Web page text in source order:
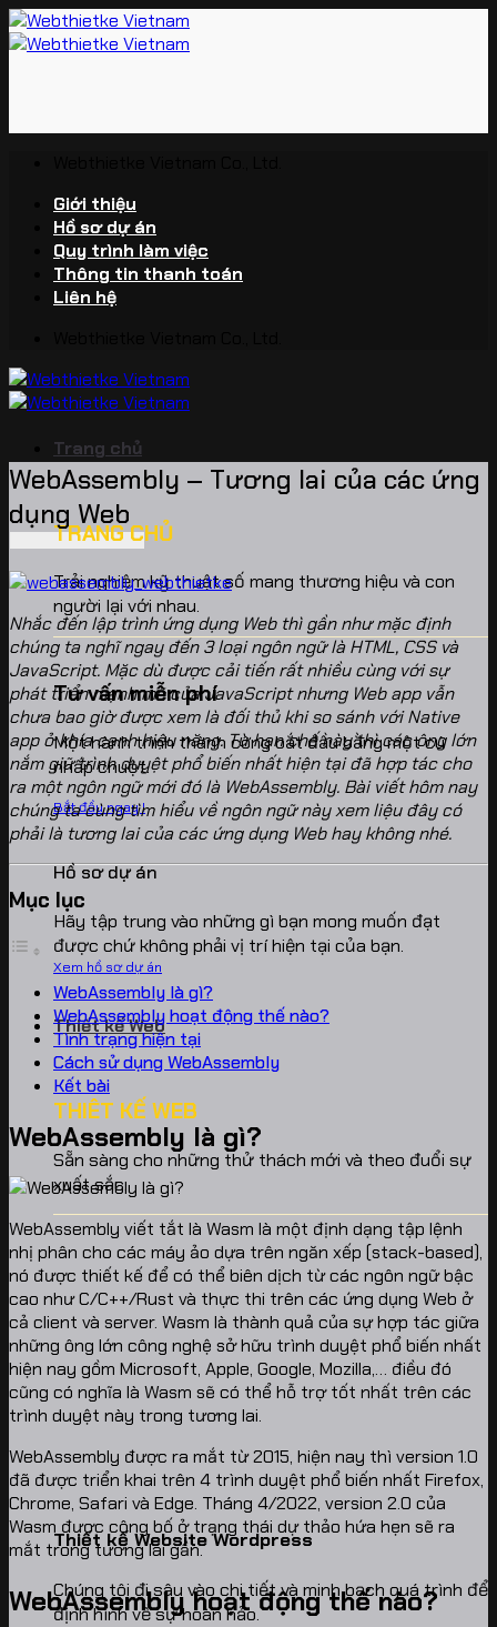
Bỏ
qua
Giới thiệu
Hồ sơ dự án
Quy trình làm việc
Thông tin thanh toán
Liên hệ
Trang chủ
TRANG CHỦ
Trải nghiệm kỹ thuật số mang thương hiệu và con
người lại với nhau.
Tư vấn miễn phí
Một hành trình thành công bắt đầu bằng một cú
nhấp chuột.
Bắt đầu ngay !
Hồ sơ dự án
Hãy tập trung vào những gì bạn mong muốn đạt
được chứ không phải vị trí hiện tại của bạn.
Xem hồ sơ dự án
Thiết kế Web
THIÊT KẾ WEB
Sẵn sàng cho những thử thách mới và theo đuổi sự
xuất sắc.
Thiết kế Website Wordpress
Chúng tôi đi sâu vào chi tiết và minh bạch quá trình để
định hình về sự hoàn hảo.
WebAssembly – Tương lai của các ứng
dụng Web
Nhắc đến lập trình ứng dụng Web thì gần như mặc định
chúng ta nghĩ ngay đến 3 loại ngôn ngữ là HTML, CSS và
JavaScript. Mặc dù được cải tiến rất nhiều cùng với sự
phát triển mạnh mẽ của JavaScript nhưng Web app vẫn
chưa bao giờ được xem là đối thủ khi so sánh với Native
app ở khía cạnh hiệu năng. Từ hạn chế này thì các ông lớn
nắm giữ trình duyệt phổ biến nhất hiện tại đã hợp tác cho
ra một ngôn ngữ mới đó là WebAssembly. Bài viết hôm nay
chúng ta cùng tìm hiểu về ngôn ngữ này xem liệu đây có
phải là tương lai của các ứng dụng Web hay không nhé.
Mục lục
WebAssembly là gì?
WebAssembly hoạt động thế nào?
Tình trạng hiện tại
Cách sử dụng WebAssembly
Kết bài
WebAssembly là gì?
WebAssembly viết tắt là Wasm là một định dạng tập lệnh
nhị phân cho các máy ảo dựa trên ngăn xếp (stack-based),
nó được thiết kế để có thể biên dịch từ các ngôn ngữ bậc
cao như C/C++/Rust và thực thi trên các ứng dụng Web ở
cả client và server. Wasm là thành quả của sự hợp tác giữa
những ông lớn công nghệ sở hữu trình duyệt phổ biến nhất
hiện nay gồm Microsoft, Apple, Google, Mozilla,… điều đó
cũng có nghĩa là Wasm sẽ có thể hỗ trợ tốt nhất trên các
trình duyệt này trong tương lai.
WebAssembly được ra mắt từ 2015, hiện nay thì version 1.0
đã được triển khai trên 4 trình duyệt phổ biến nhất Firefox,
Chrome, Safari và Edge. Tháng 4/2022, version 2.0 của
Wasm được công bố ở trạng thái dự thảo hứa hẹn sẽ ra
mắt trong tương lai gần.
WebAssembly hoạt động thế nào?